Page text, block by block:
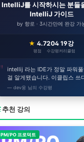
IntelliJ를 시작하시는 분들
IntelliJ 가이드
by 향로 · 3시간만에 완강 가
★ 4.7
평점
204
수강평
19강
커리큘럼
intellij 라는 IDE가 정말 파워
걸 알게됐습니다. 이클립스 쓰
거 쓰니까 얼른 개발하고싶어지
— dev웅 님의 수강평
추천 강의
PM/PO 프로덕트